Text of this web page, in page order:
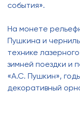
события».
На монете
Пушкина и
технике
зимней поездки и
«А.С. Пушкин»,
декоративный